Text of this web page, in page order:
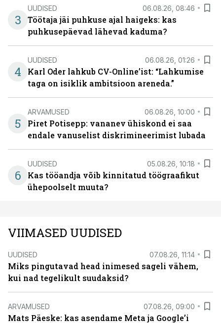
3
UUDISED 06.08.26, 08:46
Töötaja jäi puhkuse ajal haigeks: kas
puhkusepäevad lähevad kaduma?
4
UUDISED 06.08.26, 01:26
Karl Oder lahkub CV-Online’ist: “Lahkumise
taga on isiklik ambitsioon areneda.”
5
ARVAMUSED 06.08.26, 10:00
Piret Potisepp: vananev ühiskond ei saa
endale vanuselist diskrimineerimist lubada
6
UUDISED 05.08.26, 10:18
Kas tööandja võib kinnitatud töögraafikut
ühepoolselt muuta?
VIIMASED UUDISED
UUDISED 07.08.26, 11:14
Miks pingutavad head inimesed sageli vähem,
kui nad tegelikult suudaksid?
ARVAMUSED 07.08.26, 09:00
Mats Päeske: kas asendame Meta ja Google’i